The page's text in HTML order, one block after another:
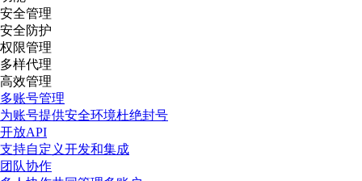
安全管理
安全防护
权限管理
多样代理
高效管理
多账号管理
为账号提供安全环境杜绝封号
开放API
支持自定义开发和集成
团队协作